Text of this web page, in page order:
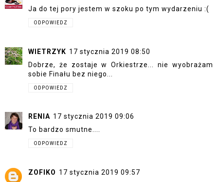
Ja do tej pory jestem w szoku po tym wydarzeniu :(
ODPOWIEDZ
WIETRZYK 17 stycznia 2019 08:50
Dobrze, że zostaje w Orkiestrze... nie wyobrażam
sobie Finału bez niego...
ODPOWIEDZ
RENIA 17 stycznia 2019 09:06
To bardzo smutne....
ODPOWIEDZ
ZOFIKO 17 stycznia 2019 09:57